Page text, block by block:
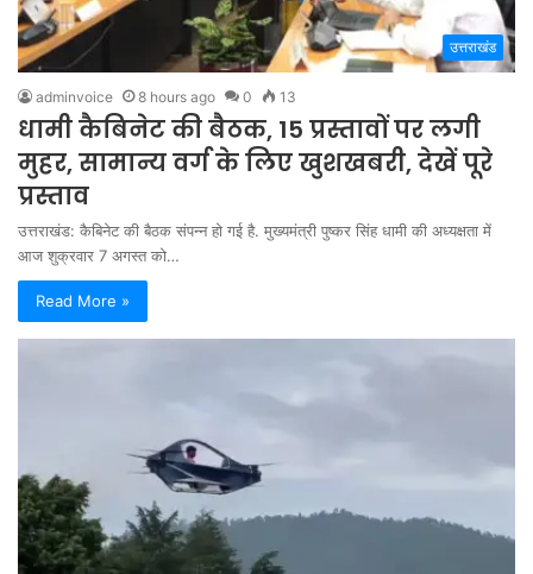
उत्तराखंड
adminvoice 8 hours ago 0 13
धामी कैबिनेट की बैठक, 15 प्रस्तावों पर लगी
मुहर, सामान्य वर्ग के लिए खुशखबरी, देखें पूरे
प्रस्ताव
उत्तराखंड: कैबिनेट की बैठक संपन्न हो गई है. मुख्यमंत्री पुष्कर सिंह धामी की अध्यक्षता में
आज शुक्रवार 7 अगस्त को…
Read More »